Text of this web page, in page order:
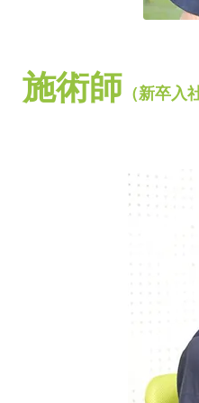
​​施術師 （新卒入